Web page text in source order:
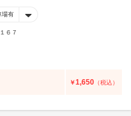
場有
６７
￥1,650 （税込）